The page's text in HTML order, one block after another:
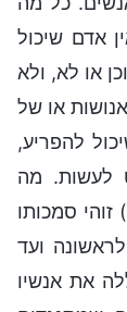
אדם שיכול
או לא, ולא
או של
להפריע,
לעשות. מה
סמכותו
ועד
את אנשיו